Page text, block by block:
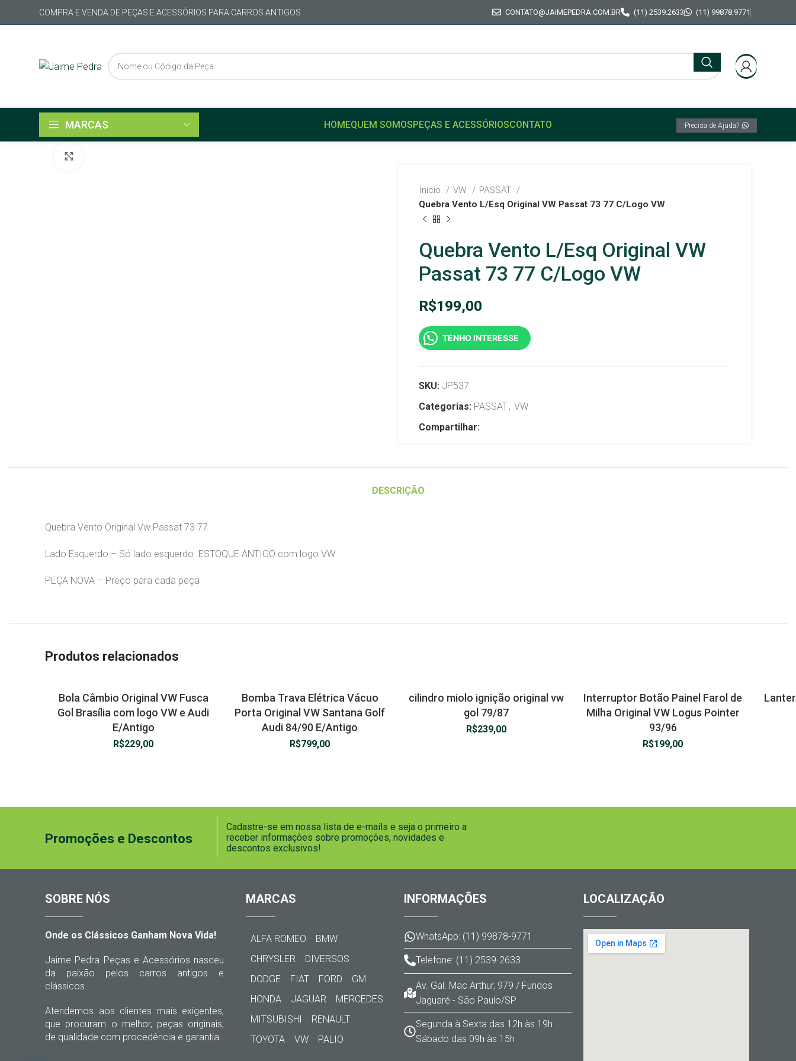
COMPRA E VENDA DE PEÇAS E ACESSÓRIOS PARA CARROS ANTIGOS CONTATO@JAIMEPEDRA.COM.BR (11) 2539.2633 (11) 99878.9771
MARCAS HOMEQUEM SOMOSPEÇAS E ACESSÓRIOSCONTATO Precisa de Ajuda?
Início VW
PASSAT
Quebra Vento L/Esq Original VW Passat 73 77 C/Logo VW
Quebra Vento L/Esq Original VW
Passat 73 77 C/Logo VW
R$199,00
TENHO INTERESSE
SKU: JP537
Categorias: PASSAT, VW
Compartilhar:
DESCRIÇÃO
Quebra Vento Original Vw Passat 73 77
Lado Esquerdo – Só lado esquerdo ESTOQUE ANTIGO com logo VW
PEÇA NOVA – Preço para cada peça
Produtos relacionados
Bola Câmbio Original VW Fusca
Gol Brasília com logo VW e Audi
E/Antigo
R$229,00
Bomba Trava Elétrica Vácuo
Porta Original VW Santana Golf
Audi 84/90 E/Antigo
R$799,00
cilindro miolo ignição original vw
gol 79/87
R$239,00
Interruptor Botão Painel Farol de
Milha Original VW Logus Pointer
93/96
R$199,00
Promoções e Descontos
Cadastre-se em nossa lista de e-mails e seja o primeiro a
receber informações sobre promoções, novidades e
descontos exclusivos!
SOBRE NÓS
Onde os Clássicos Ganham Nova Vida!
Jaime Pedra Peças e Acessórios nasceu
da paixão pelos carros antigos e
clássicos.
Atendemos aos clientes mais exigentes,
que procuram o melhor, peças originais,
de qualidade com procedência e garantia.
MARCAS
ALFA ROMEO
BMW
CHRYSLER
DIVERSOS
DODGE
FIAT FORD
GM
HONDA
JAGUAR
MERCEDES
MITSUBISHI
RENAULT
TOYOTA
VW PALIO
INFORMAÇÕES
WhatsApp: (11) 99878-9771
Telefone: (11) 2539-2633
Av. Gal. Mac Arthur, 979 / Fundos
Jaguaré - São Paulo/SP
Segunda à Sexta das 12h às 19h
Sábado das 09h às 15h
LOCALIZAÇÃO